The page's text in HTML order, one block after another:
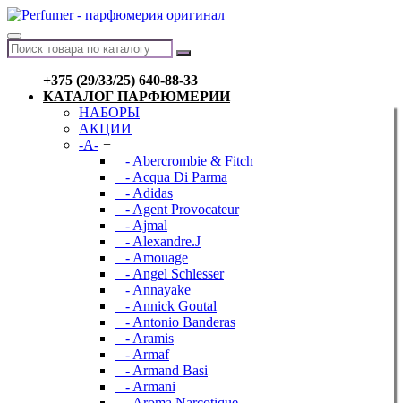
+375 (29/33/25) 640-88-33
КАТАЛОГ ПАРФЮМЕРИИ
НАБОРЫ
АКЦИИ
-A- +
- Abercrombie & Fitch
- Acqua Di Parma
- Adidas
- Agent Provocateur
- Ajmal
- Alexandre.J
- Amouage
- Angel Schlesser
- Annayake
- Annick Goutal
- Antonio Banderas
- Aramis
- Armaf
- Armand Basi
- Armani